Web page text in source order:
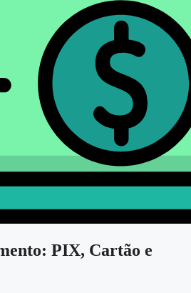
PIX, Cartão e